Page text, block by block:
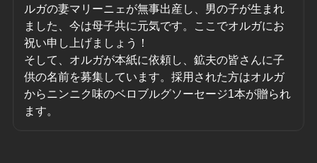
ルガの妻マリーニェが無事出産し、男の子が生まれ
ました、今は母子共に元気です。ここでオルガにお
祝い申し上げましょう！
そして、オルガが本紙に依頼し、鉱夫の皆さんに子
供の名前を募集しています。採用された方はオルガ
からニンニク味のベロブルグソーセージ1本が贈られ
ます。